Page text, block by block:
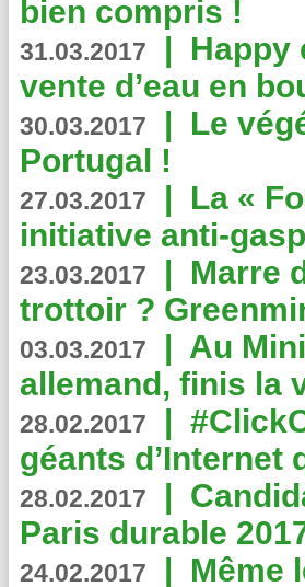
bien compris !
31.03.2017 | Happy
vente d’eau en
30.03.2017 | Le
Portugal !
27.03.2017 | La «
initiative anti-
23.03.2017 | Marre
trottoir ?
03.03.2017 | Au
allemand, finis la
28.02.2017 |
géants d’Internet
28.02.2017 |
Paris durable
24.02.2017 | Même